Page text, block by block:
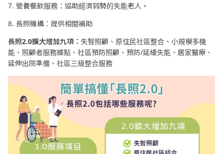
7. 營養餐飲服務：協助經濟弱勢的失能老人。
8. 長照機構：提供相關補助
長照2.0擴大增加九項： 失智照顧、原住民社區整合、小規模多機
能、照顧者服務據點、社區預防照顧、預防/延緩失能、居家醫療、
延伸出院準備、社區三級整合服務